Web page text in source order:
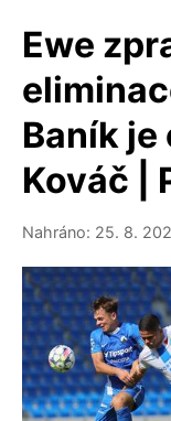
Ewe
Baník je
Kováč |
Nahráno: 25. 8.